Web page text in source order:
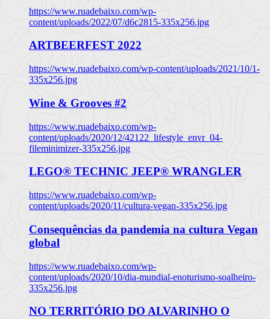
https://www.ruadebaixo.com/wp-
content/uploads/2022/07/d6c2815-335x256.jpg
ARTBEERFEST 2022
https://www.ruadebaixo.com/wp-content/uploads/2021/10/1-
335x256.jpg
Wine & Grooves #2
https://www.ruadebaixo.com/wp-
content/uploads/2020/12/42122_lifestyle_envr_04-
fileminimizer-335x256.jpg
LEGO® TECHNIC JEEP® WRANGLER
https://www.ruadebaixo.com/wp-
content/uploads/2020/11/cultura-vegan-335x256.jpg
Consequências da pandemia na cultura Vegan
global
https://www.ruadebaixo.com/wp-
content/uploads/2020/10/dia-mundial-enoturismo-soalheiro-
335x256.jpg
NO TERRITÓRIO DO ALVARINHO O